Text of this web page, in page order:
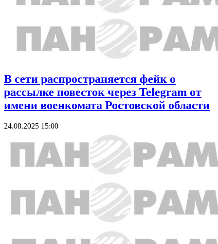
В сети распространяется фейк о
рассылке повесток через Telegram от
имени военкомата Ростовской области
24.08.2025 15:00